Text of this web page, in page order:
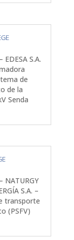
S.A.
de
de la
Senda
NATURGY
S.A. –
transporte
(PSFV)